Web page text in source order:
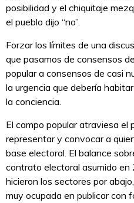
posibilidad y el chiquitaje
el pueblo dijo “no”.
Forzar los límites de una
que pasamos de consensos
popular a consensos de casi
la urgencia que debería
la conciencia.
El campo popular atraviesa el
representar y convocar a
base electoral. El balance
contrato electoral asumido en
hicieron los sectores por
muy ocupada en publicar con